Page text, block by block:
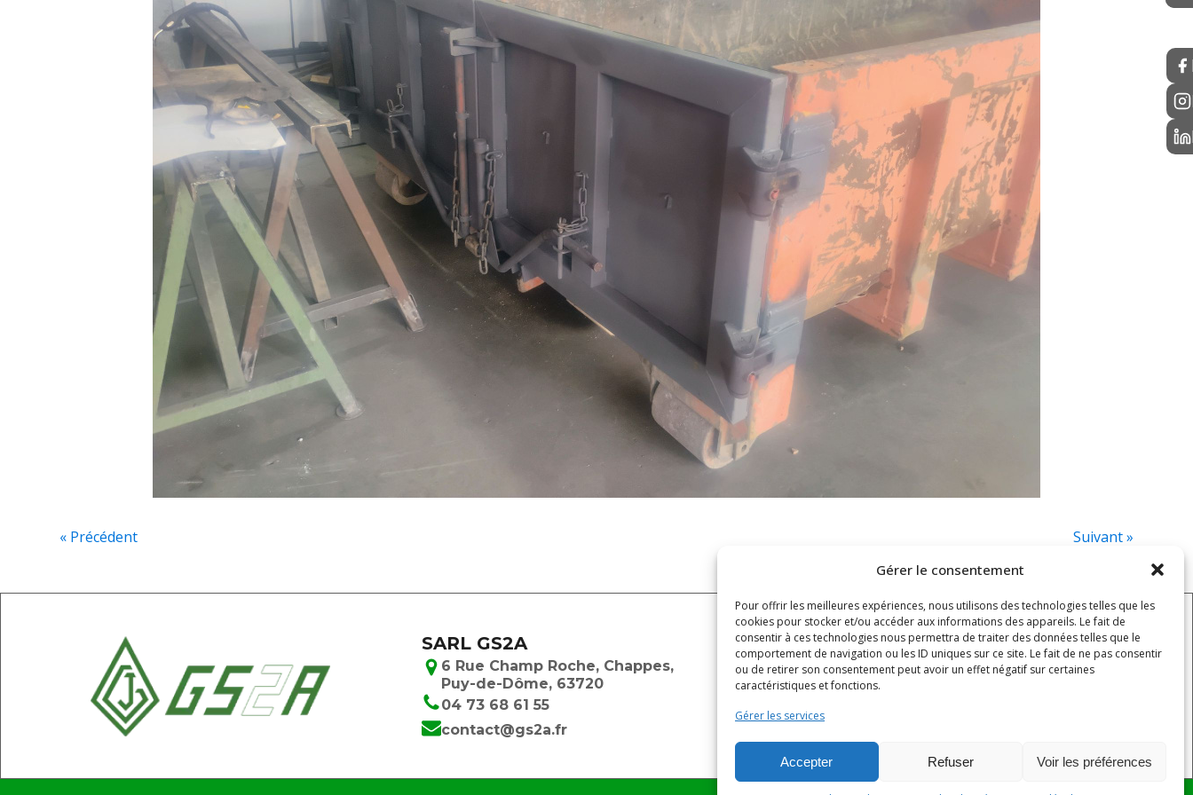
Gérer le consentement
Pour offrir les meilleures expériences, nous utilisons des technologies telles que les
cookies pour stocker et/ou accéder aux informations des appareils. Le fait de
consentir à ces technologies nous permettra de traiter des données telles que le
comportement de navigation ou les ID uniques sur ce site. Le fait de ne pas consentir
ou de retirer son consentement peut avoir un effet négatif sur certaines
caractéristiques et fonctions.
Gérer les services
Accepter Refuser Voir les préférences
« Précédent Suivant »
SARL GS2A
6 Rue Champ Roche, Chappes,
Puy-de-Dôme, 63720
04 73 68 61 55
contact@gs2a.fr
HORAIRES
Lundi - jeudi : 8h - 12h / 12h30 - 16h30
Vendredi : 8h - 12h / 12h30 - 15h30
Samedi - dimanche : fermé